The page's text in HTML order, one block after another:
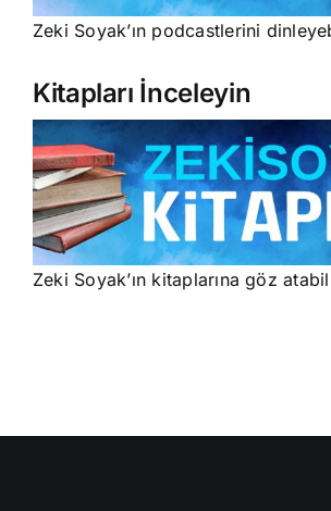
Zeki Soyak’ın podcastlerini
Kitapları İnceleyin
Zeki Soyak’ın kitaplarına göz